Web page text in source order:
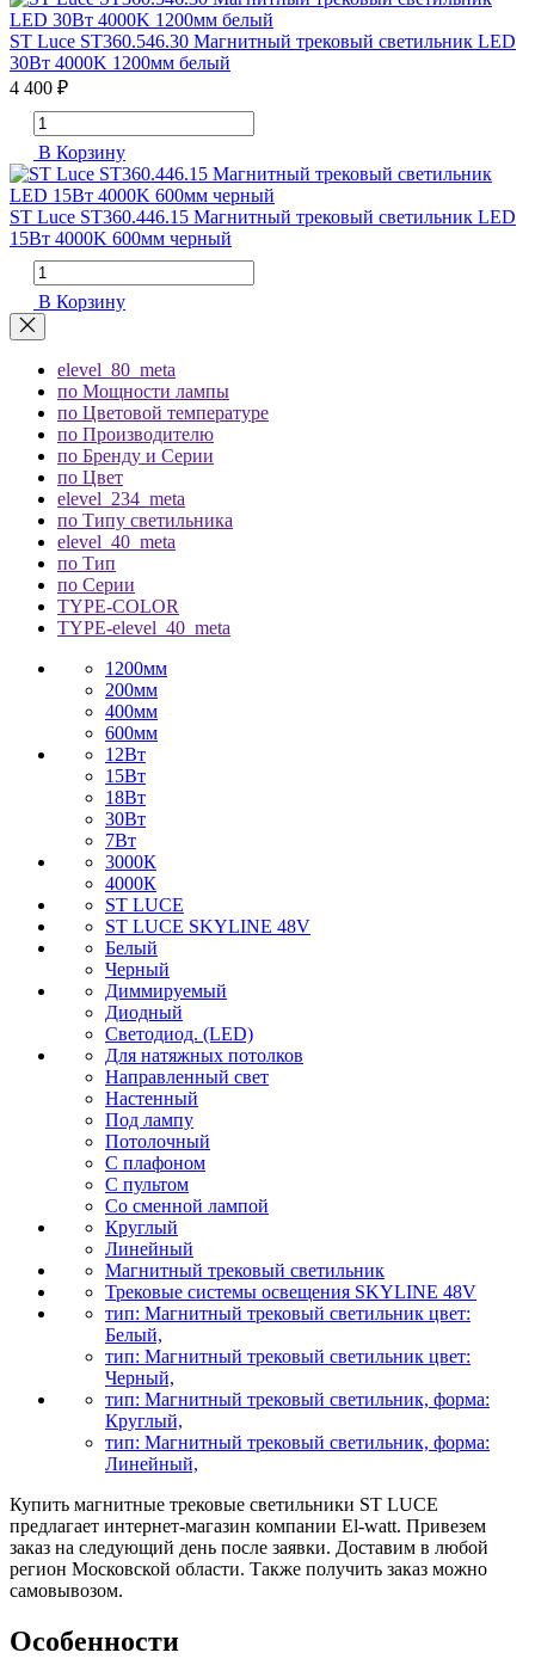
ST Luce ST360.546.30 Магнитный трековый светильник LED
30Вт 4000K 1200мм белый
4 400 ₽
В Корзину
ST Luce ST360.446.15 Магнитный трековый светильник LED
15Вт 4000K 600мм черный
В Корзину
elevel_80_meta
по Мощности лампы
по Цветовой температуре
по Производителю
по Бренду и Серии
по Цвет
elevel_234_meta
по Типу светильника
elevel_40_meta
по Тип
по Серии
TYPE-COLOR
TYPE-elevel_40_meta
1200мм
200мм
400мм
600мм
12Вт
15Вт
18Вт
30Вт
7Вт
3000К
4000К
ST LUCE
ST LUCE SKYLINE 48V
Белый
Черный
Диммируемый
Диодный
Светодиод. (LED)
Для натяжных потолков
Направленный свет
Настенный
Под лампу
Потолочный
С плафоном
С пультом
Со сменной лампой
Круглый
Линейный
Магнитный трековый светильник
Трековые системы освещения SKYLINE 48V
тип: Магнитный трековый светильник цвет:
Белый,
тип: Магнитный трековый светильник цвет:
Черный,
тип: Магнитный трековый светильник, форма:
Круглый,
тип: Магнитный трековый светильник, форма:
Линейный,
Купить магнитные трековые светильники ST LUCE
предлагает интернет-магазин компании El-watt. Привезем
заказ на следующий день после заявки. Доставим в любой
регион Московской области. Также получить заказ можно
самовывозом.
Особенности